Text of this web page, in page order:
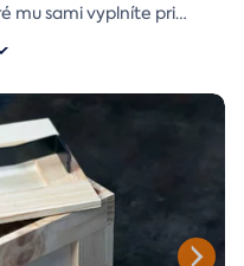
mu sami vyplníte pri